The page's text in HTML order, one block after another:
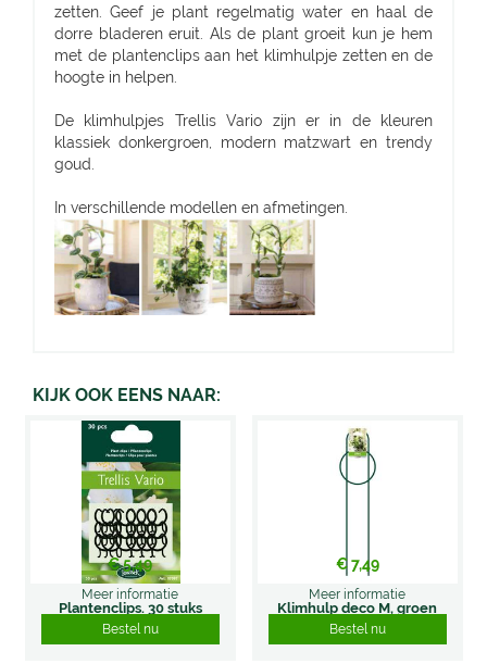
zetten. Geef je plant regelmatig water en haal de
dorre bladeren eruit. Als de plant groeit kun je hem
met de plantenclips aan het klimhulpje zetten en de
hoogte in helpen.
De klimhulpjes Trellis Vario zijn er in de kleuren
klassiek donkergroen, modern matzwart en trendy
goud.
In verschillende modellen en afmetingen.
KIJK OOK EENS NAAR:
Plantenclips. 30 stuks
€5,49
Meer informatie
Bestel nu
Klimhulp deco M, groen
€ 7,49
Meer informatie
Bestel nu